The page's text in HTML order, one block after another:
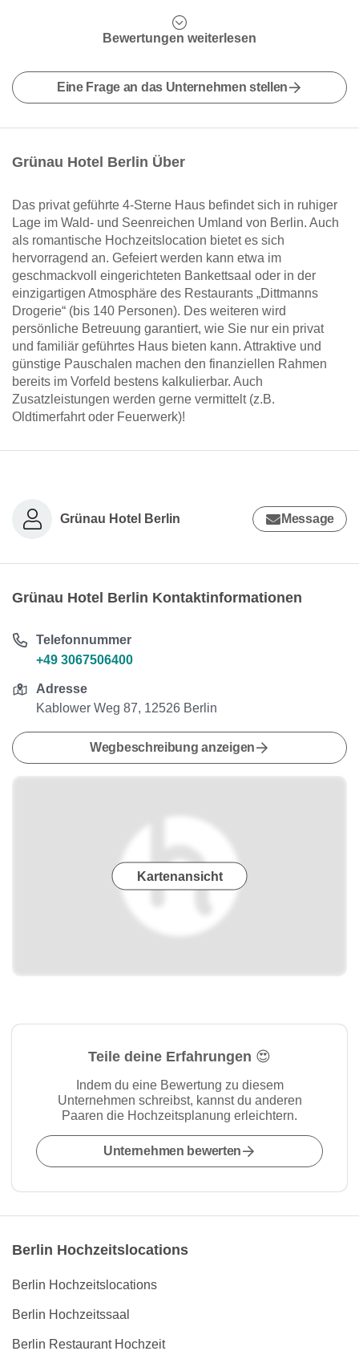
Bewertungen weiterlesen
Eine Frage an das Unternehmen stellen
Grünau Hotel Berlin Über
Das privat geführte 4-Sterne Haus befindet sich in ruhiger
Lage im Wald- und Seenreichen Umland von Berlin. Auch
als romantische Hochzeitslocation bietet es sich
hervorragend an. Gefeiert werden kann etwa im
geschmackvoll eingerichteten Bankettsaal oder in der
einzigartigen Atmosphäre des Restaurants „Dittmanns
Drogerie“ (bis 140 Personen). Des weiteren wird
persönliche Betreuung garantiert, wie Sie nur ein privat
und familiär geführtes Haus bieten kann. Attraktive und
günstige Pauschalen machen den finanziellen Rahmen
bereits im Vorfeld bestens kalkulierbar. Auch
Zusatzleistungen werden gerne vermittelt (z.B.
Oldtimerfahrt oder Feuerwerk)!
Grünau Hotel Berlin Message
Grünau Hotel Berlin Kontaktinformationen
Telefonnummer
+49 3067506400
Adresse
Kablower Weg 87, 12526 Berlin
Wegbeschreibung anzeigen
Kartenansicht
Teile deine Erfahrungen 😍
Indem du eine Bewertung zu diesem
Unternehmen schreibst, kannst du anderen
Paaren die Hochzeitsplanung erleichtern.
Unternehmen bewerten
Berlin Hochzeitslocations
Berlin Hochzeitslocations
Berlin Hochzeitssaal
Berlin Restaurant Hochzeit